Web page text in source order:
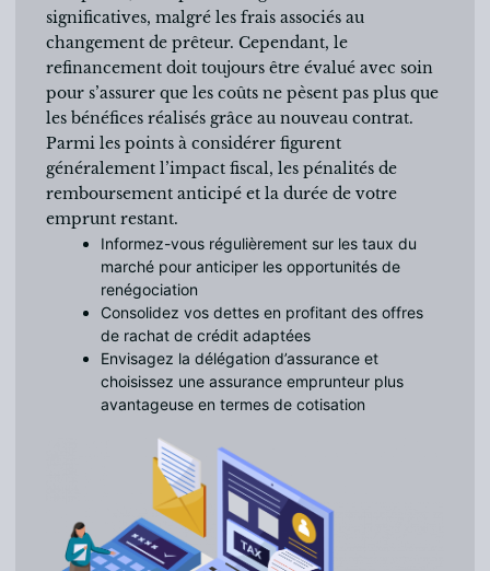
significatives, malgré les frais associés au
changement de prêteur. Cependant, le
refinancement doit toujours être évalué avec soin
pour s’assurer que les coûts ne pèsent pas plus que
les bénéfices réalisés grâce au nouveau contrat.
Parmi les points à considérer figurent
généralement l’impact fiscal, les pénalités de
remboursement anticipé et la durée de votre
emprunt restant.
Informez-vous régulièrement sur les taux du
marché pour anticiper les opportunités de
renégociation
Consolidez vos dettes en profitant des offres
de rachat de crédit adaptées
Envisagez la délégation d’assurance et
choisissez une assurance emprunteur plus
avantageuse en termes de cotisation